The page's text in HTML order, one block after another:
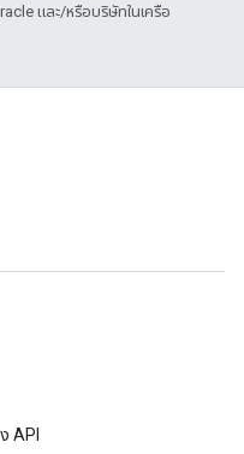
และ/หรือบริษัทในเครือ
API